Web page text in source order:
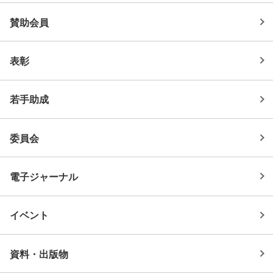
賛助会員
表彰
若手助成
委員会
電子ジャーナル
イベント
資料・出版物